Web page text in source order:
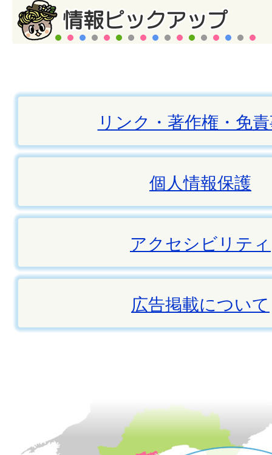
リンク・著作権・免
個人情報保護
アクセシビリティ
広告掲載について